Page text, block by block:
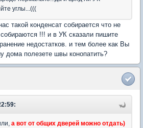
углы...(((
такой конденсат собирается что не
!!! и в УК сказали пишите
недостатков. и тем более как Вы
дома полезете швы конопатить?
а вот от общих дверей можно отдать)